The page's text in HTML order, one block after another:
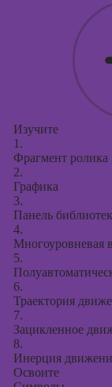
Изучите
1.
Фрагмент ролика
2.
Графика
3.
Панель
4.
Многоуровневая
5.
6.
Траектория
7.
Зацикленное
8.
Инерция
Освоите